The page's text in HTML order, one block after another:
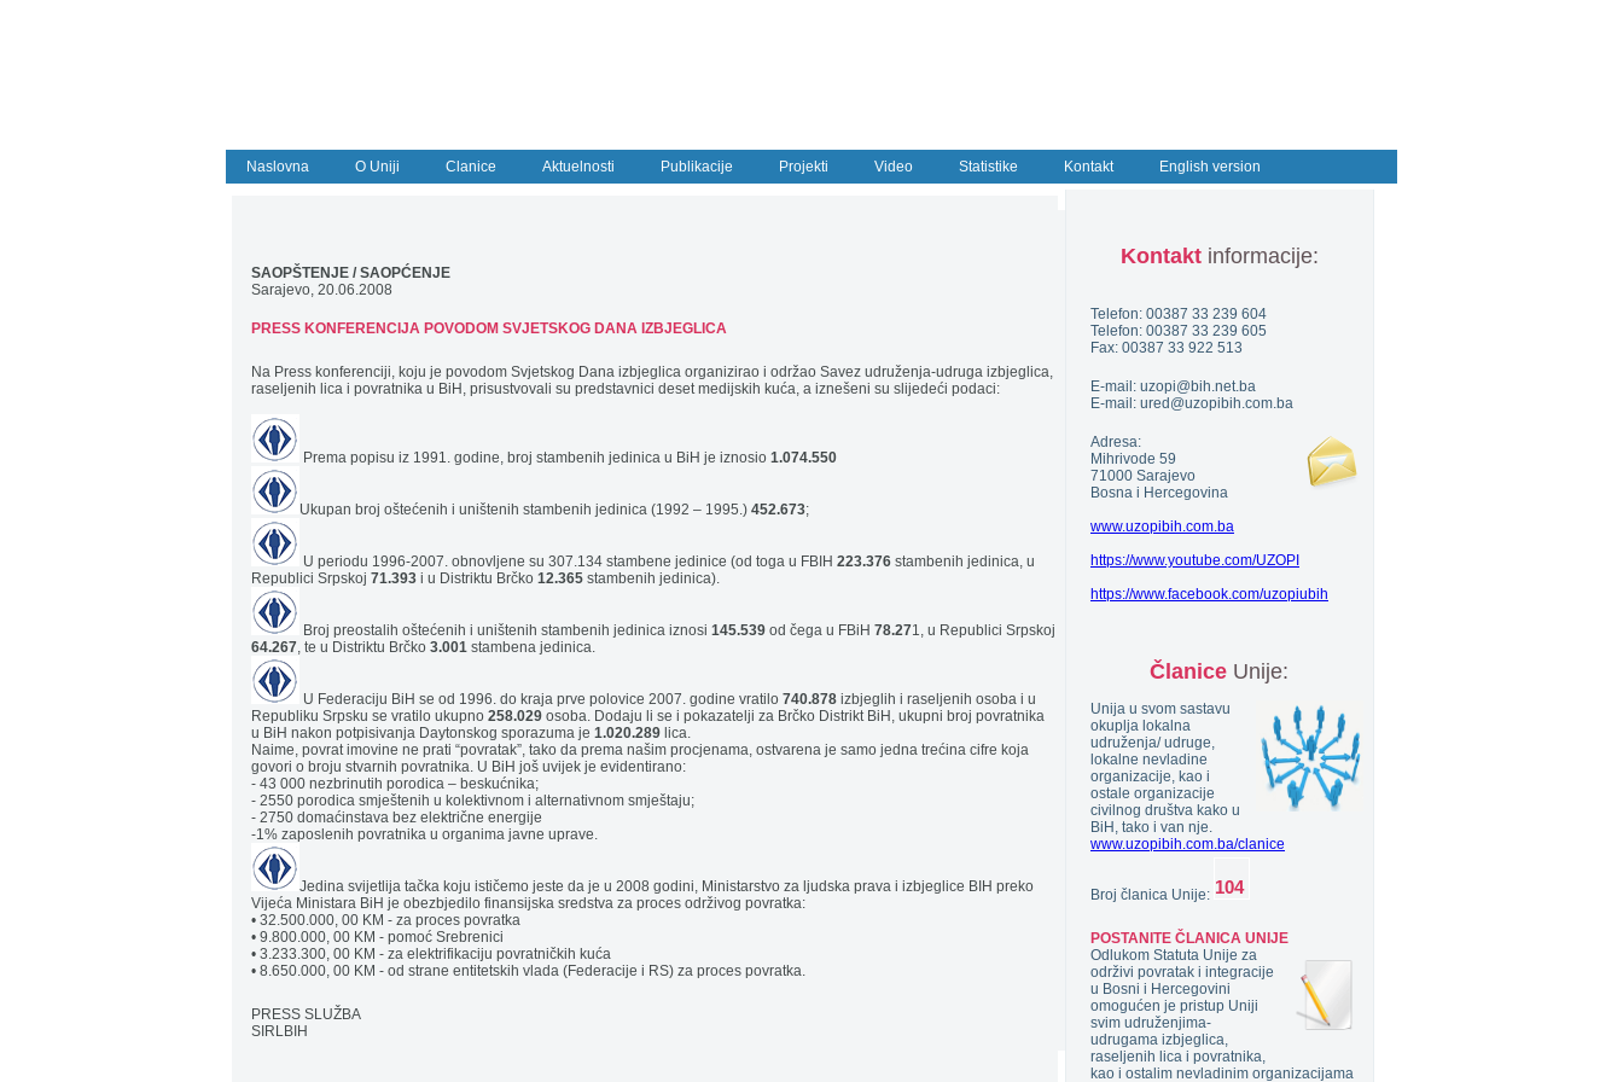
Naslovna O Uniji Clanice Aktuelnosti Publikacije Projekti Video Statistike Kontakt English version
SAOPŠTENJE / SAOPĆENJE
Sarajevo, 20.06.2008
PRESS KONFERENCIJA POVODOM SVJETSKOG DANA IZBJEGLICA
Na Press konferenciji, koju je povodom Svjetskog Dana izbjeglica organizirao i održao Savez udruženja-udruga izbjeglica,
raseljenih lica i povratnika u BiH, prisustvovali su predstavnici deset medijskih kuća, a iznešeni su slijedeći podaci:
Prema popisu iz 1991. godine, broj stambenih jedinica u BiH je iznosio 1.074.550
Ukupan broj oštećenih i uništenih stambenih jedinica (1992 – 1995.) 452.673;
U periodu 1996-2007. obnovljene su 307.134 stambene jedinice (od toga u FBIH 223.376 stambenih jedinica, u
Republici Srpskoj 71.393 i u Distriktu Brčko 12.365 stambenih jedinica).
Broj preostalih oštećenih i uništenih stambenih jedinica iznosi 145.539 od čega u FBiH 78.271, u Republici Srpskoj
64.267, te u Distriktu Brčko 3.001 stambena jedinica.
U Federaciju BiH se od 1996. do kraja prve polovice 2007. godine vratilo 740.878 izbjeglih i raseljenih osoba i u
Republiku Srpsku se vratilo ukupno 258.029 osoba. Dodaju li se i pokazatelji za Brčko Distrikt BiH, ukupni broj povratnika
u BiH nakon potpisivanja Daytonskog sporazuma je 1.020.289 lica.
Naime, povrat imovine ne prati “povratak”, tako da prema našim procjenama, ostvarena je samo jedna trećina cifre koja
govori o broju stvarnih povratnika. U BiH još uvijek je evidentirano:
- 43 000 nezbrinutih porodica – beskućnika;
- 2550 porodica smještenih u kolektivnom i alternativnom smještaju;
- 2750 domaćinstava bez električne energije
-1% zaposlenih povratnika u organima javne uprave.
Jedina svijetlija tačka koju ističemo jeste da je u 2008 godini, Ministarstvo za ljudska prava i izbjeglice BIH preko
Vijeća Ministara BiH je obezbjedilo finansijska sredstva za proces održivog povratka:
• 32.500.000, 00 KM - za proces povratka
• 9.800.000, 00 KM - pomoć Srebrenici
• 3.233.300, 00 KM - za elektrifikaciju povratničkih kuća
• 8.650.000, 00 KM - od strane entitetskih vlada (Federacije i RS) za proces povratka.
PRESS SLUŽBA
SIRLBIH
Kontaktinformacije:
Telefon: 00387 33 239 604
Telefon: 00387 33 239 605
Fax: 00387 33 922 513
E-mail: uzopi@bih.net.ba
E-mail: ured@uzopibih.com.ba
Adresa:
Mihrivode 59
71000 Sarajevo
Bosna i Hercegovina
www.uzopibih.com.ba
https://www.youtube.com/UZOPI
https://www.facebook.com/uzopiubih
Članice Unije:
Unija u svom sastavu
okuplja lokalna
udruženja/ udruge,
lokalne nevladine
organizacije, kao i
ostale organizacije
civilnog društva kako u
BiH, tako i van nje.
www.uzopibih.com.ba/clanice
Broj članica Unije:
POSTANITE ČLANICA UNIJE
Odlukom Statuta Unije za
održivi povratak i integracije
u Bosni i Hercegovini
omogućen je pristup Uniji
svim udruženjima-
udrugama izbjeglica,
raseljenih lica i povratnika,
kao i ostalim nevladinim organizacijama